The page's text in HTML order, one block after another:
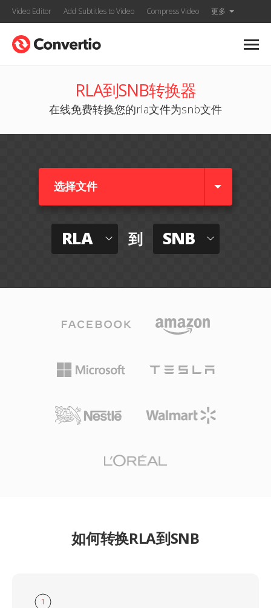
Video Editor Add Subtitles to Video Compress Video 更多
RLA到SNB转换器
在线免费转换您的rla文件为snb文件
选择文件
RLA 到 SNB
如何转换RLA到SNB
1